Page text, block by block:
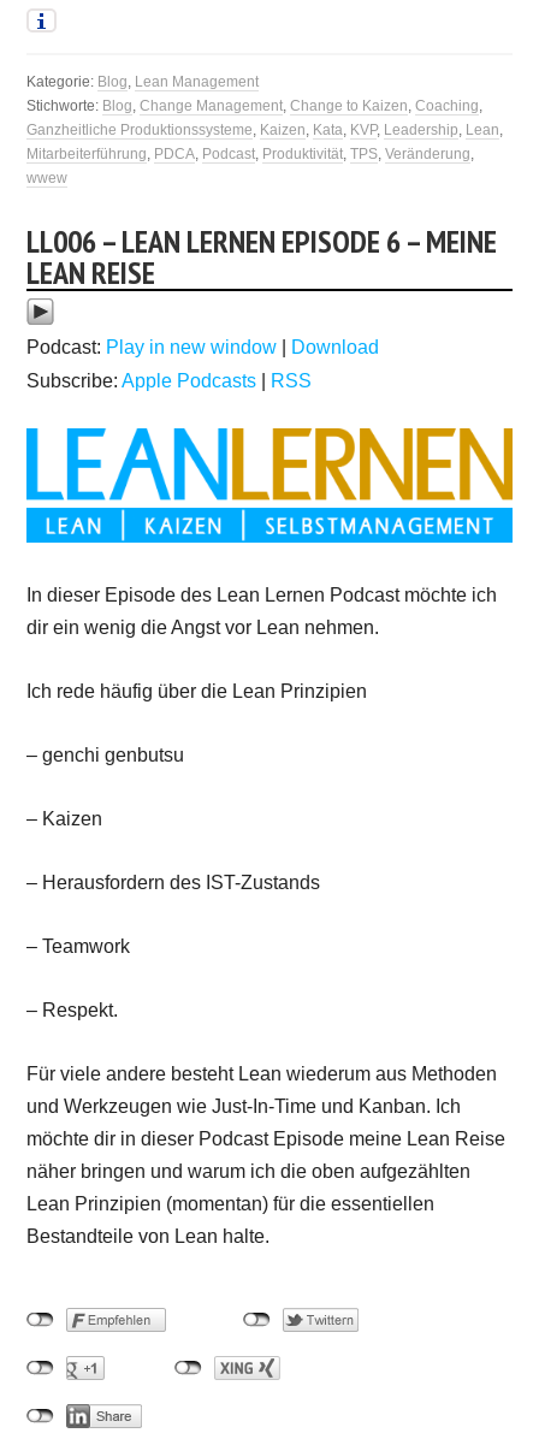
Kategorie: Blog Lean Management
Stichworte: Blog ,Change Management ,Change to Kaizen ,Coaching
Ganzheitliche Produktionssysteme Kaizen Kata KVP, Leadership Lean
Mitarbeiterführung PDCA Podcast Produktivität ,TPS ,Veränderung
wwew
LL006 – LEAN LERNEN EPISODE 6 – MEINE
LEAN REISE
Podcast: Play in new window
Download
Subscribe:Apple Podcasts RSS
In dieser Episode des Lean Lernen Podcast möchte ich
dir ein wenig die Angst vor Lean nehmen.
Ich rede häufig über die Lean Prinzipien
– genchi genbutsu
– Kaizen
– Herausfordern des IST-Zustands
– Teamwork
– Respekt.
Für viele andere besteht Lean wiederum aus Methoden
und Werkzeugen wie Just-In-Time und Kanban. Ich
möchte dir in dieser Podcast Episode meine Lean Reise
näher bringen und warum ich die oben aufgezählten
Lean Prinzipien (momentan) für die essentiellen
Bestandteile von Lean halte.